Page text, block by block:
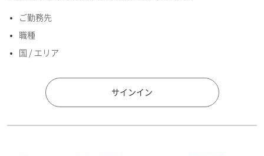
E-mailアドレス（半角英数）
国 / エリア
ご勤務先
職種
国 / エリア
サインイン